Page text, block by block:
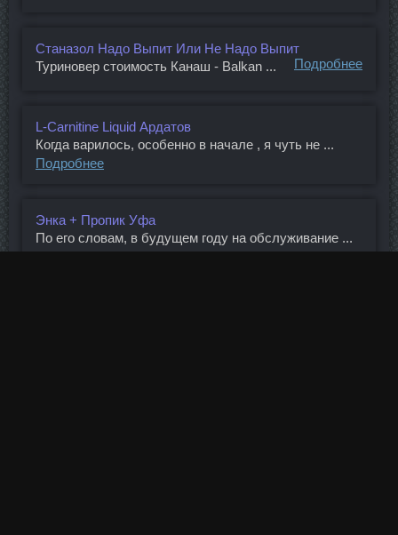
Станазол Надо Выпит Или Не Надо Выпит
Туриновер стоимость Канаш - Balkan ...
Подробнее
L-Carnitine Liquid Ардатов
Когда варилось, особенно в начале , я чуть не ...
Подробнее
Энка + Пропик Уфа
По его словам, в будущем году на обслуживание ...
Подробнее